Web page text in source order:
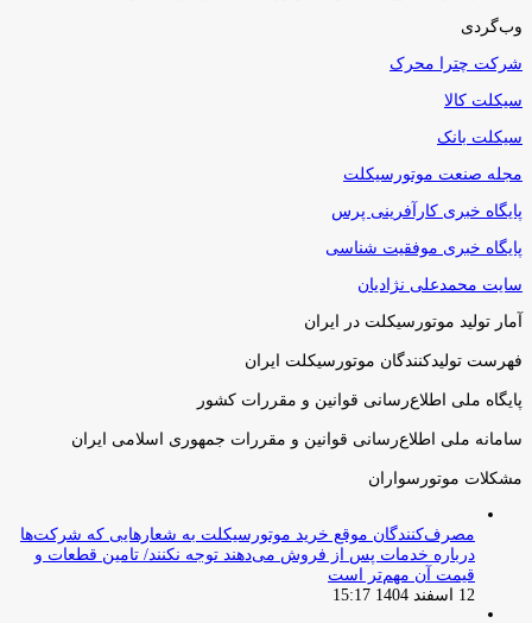
وب‌گردی
شرکت چترا محرک
سیکلت کالا
سیکلت بانک
مجله صنعت موتورسیکلت
پایگاه خبری کارآفرینی پرس
پایگاه خبری موفقیت شناسی
سایت محمدعلی نژادیان
آمار تولید موتورسیکلت در ایران
فهرست تولیدکنندگان موتورسیکلت ایران
پایگاه ملی اطلاع‌رسانی قوانین و مقررات کشور
سامانه ملی اطلاع‌رسانی قوانین و مقررات جمهوری اسلامی ایران
مشکلات موتورسواران
مصرف‌کنندگان موقع خرید موتورسیکلت به شعارهایی که شرکت‌ها
درباره خدمات پس از فروش می‌دهند توجه نکنند/ تامین قطعات و
قیمت آن مهم‌تر است
12 اسفند 1404 15:17